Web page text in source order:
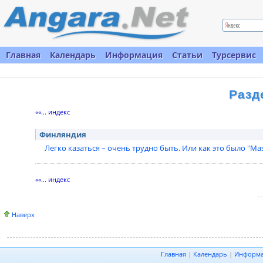
Главная Календарь Информация Статьи Турсервис
««... индекс
Финляндия
Легко казаться – очень трудно быть. Или как это было
««... индекс
Наверх
Главная | Календарь |